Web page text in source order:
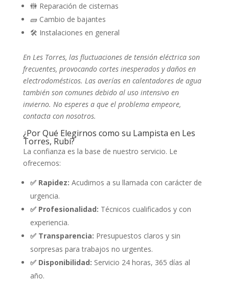
🚻 Reparación de cisternas
🧱 Cambio de bajantes
🛠️ Instalaciones en general
En Les Torres, las fluctuaciones de tensión eléctrica son
frecuentes, provocando cortes inesperados y daños en
electrodomésticos. Las averías en calentadores de agua
también son comunes debido al uso intensivo en
invierno. No esperes a que el problema empeore,
contacta con nosotros.
¿Por Qué Elegirnos como su Lampista en Les
Torres, Rubí?
La confianza es la base de nuestro servicio. Le
ofrecemos:
✅ Rapidez: Acudimos a su llamada con carácter de
urgencia.
✅ Profesionalidad: Técnicos cualificados y con
experiencia.
✅ Transparencia: Presupuestos claros y sin
sorpresas para trabajos no urgentes.
✅ Disponibilidad: Servicio 24 horas, 365 días al
año.